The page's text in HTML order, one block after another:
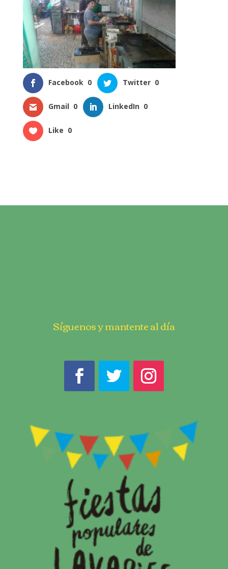
Facebook 0 Twitter 0
Gmail 0 LinkedIn 0
Like 0
Síguenos y mantente al día